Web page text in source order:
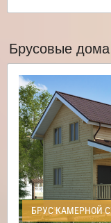
Брусовые
БРУС КАМЕРНОЙ